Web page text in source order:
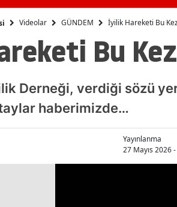
Videolar GÜNDEM İyilik Hareketi Bu
Bu
Derneği, verdiği sözü
haberimizde…
Yayınlanma
27 Mayıs 2026